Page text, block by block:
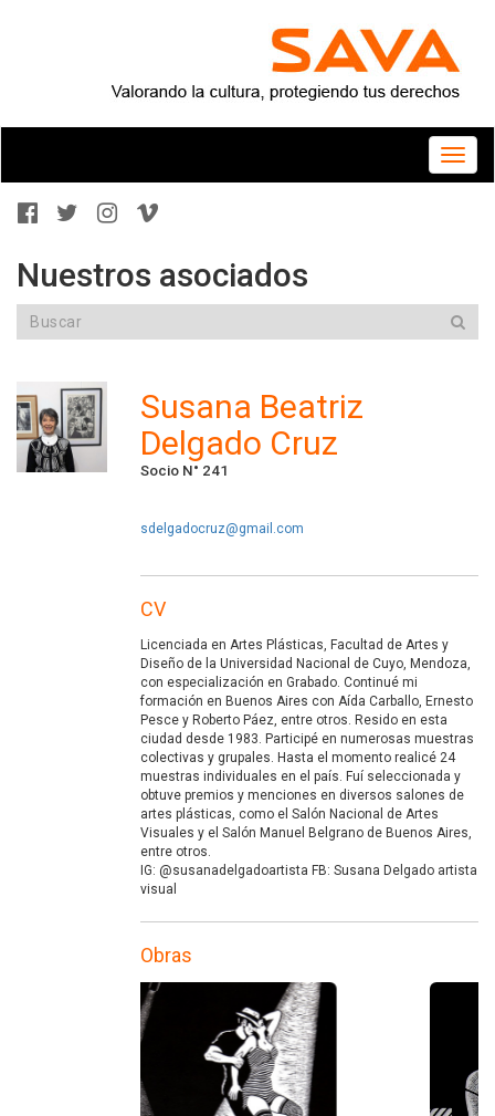
Toggle
Nuestros asociados
Susana Beatriz
Delgado Cruz
Socio N° 241
sdelgadocruz@gmail.com
CV
Licenciada en Artes Plásticas, Facultad de Artes y
Diseño de la Universidad Nacional de Cuyo, Mendoza,
con especialización en Grabado. Continué mi
formación en Buenos Aires con Aída Carballo, Ernesto
Pesce y Roberto Páez, entre otros. Resido en esta
ciudad desde 1983. Participé en numerosas muestras
colectivas y grupales. Hasta el momento realicé 24
muestras individuales en el país. Fuí seleccionada y
obtuve premios y menciones en diversos salones de
artes plásticas, como el Salón Nacional de Artes
Visuales y el Salón Manuel Belgrano de Buenos Aires,
entre otros.
IG: @susanadelgadoartista FB: Susana Delgado artista
visual
Obras